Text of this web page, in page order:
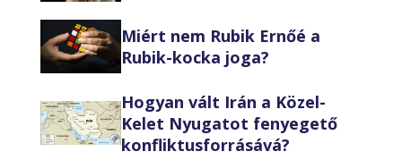
Miért nem Rubik Ernőé a
Rubik-kocka joga?
Hogyan vált Irán a Közel-
Kelet Nyugatot fenyegető
konfliktusforrásává?